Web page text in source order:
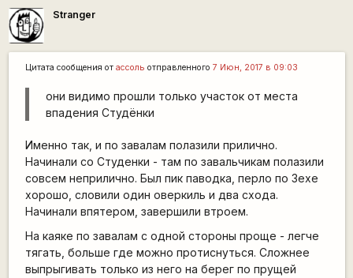
Stranger
Цитата сообщения от ассоль отправленного 7 Июн, 2017 в 09:03
они видимо прошли только участок от места
впадения Студёнки
Именно так, и по завалам полазили прилично.
Начинали со Студенки - там по завальчикам полазили
совсем неприлично. Был пик паводка, перло по Зехе
хорошо, словили один оверкиль и два схода.
Начинали впятером, завершили втроем.
На каяке по завалам с одной стороны проще - легче
тягать, больше где можно протиснуться. Сложнее
выпрыгивать только из него на берег по прущей